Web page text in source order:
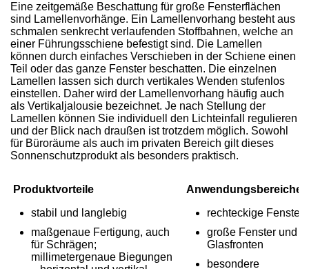
Eine zeitgemäße Beschattung für große Fensterflächen
sind Lamellenvorhänge. Ein Lamellenvorhang besteht aus
schmalen senkrecht verlaufenden Stoffbahnen, welche an
einer Führungsschiene befestigt sind. Die Lamellen
können durch einfaches Verschieben in der Schiene einen
Teil oder das ganze Fenster beschatten. Die einzelnen
Lamellen lassen sich durch vertikales Wenden stufenlos
einstellen. Daher wird der Lamellenvorhang häufig auch
als Vertikaljalousie bezeichnet. Je nach Stellung der
Lamellen können Sie individuell den Lichteinfall regulieren
und der Blick nach draußen ist trotzdem möglich. Sowohl
für Büroräume als auch im privaten Bereich gilt dieses
Sonnenschutzprodukt als besonders praktisch.
Produktvorteile
stabil und langlebig
maßgenaue Fertigung, auch
für Schrägen;
millimetergenaue Biegungen
Anwendungsbereiche
rechteckige Fenster
große Fenster und
Glasfronten
besondere